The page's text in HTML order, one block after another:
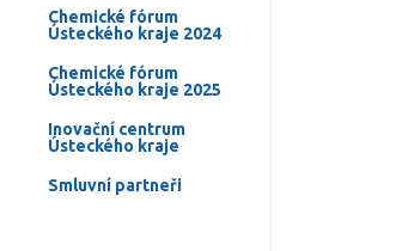
Chemické fórum
Ústeckého kraje 2024
Chemické fórum
Ústeckého kraje 2025
Inovační centrum
Ústeckého kraje
Smluvní partneři